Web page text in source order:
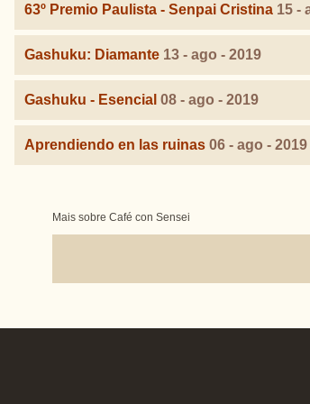
63º Premio Paulista - Senpai Cristina 15 -
Gashuku: Diamante 13 - ago - 2019
Gashuku - Esencial 08 - ago - 2019
Aprendiendo en las ruinas 06 - ago - 2019
Mais sobre Café con Sensei